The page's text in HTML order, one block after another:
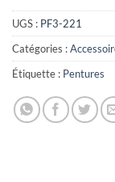
UGS : PF3-221
Catégories :
Étiquette : Pentures